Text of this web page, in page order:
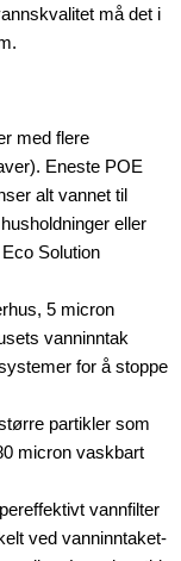
må det i
med flere
Eneste POE
alt vannet til
eller
Solution
5 micron
vanninntak
for å stoppe
partikler som
micron vaskbart
vannfilter
ved vanninntaket-